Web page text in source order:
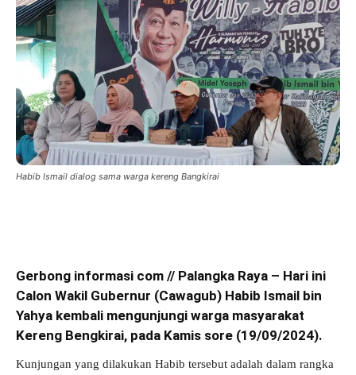
Habib Ismail dialog sama warga kereng Bangkirai
Gerbong informasi com // Palangka Raya – Hari ini
Calon Wakil Gubernur (Cawagub) Habib Ismail bin
Yahya kembali mengunjungi warga masyarakat
Kereng Bengkirai, pada Kamis sore (19/09/2024).
Kunjungan yang dilakukan Habib tersebut adalah dalam rangka